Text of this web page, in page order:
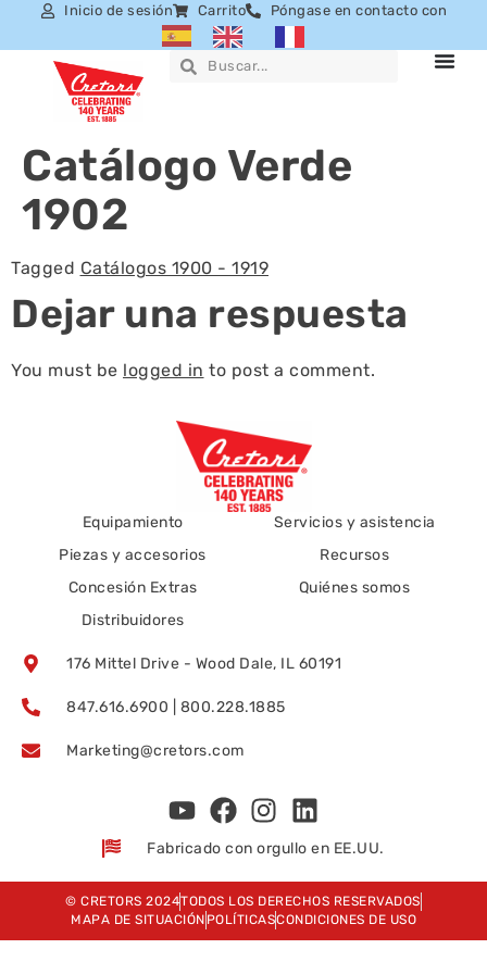
Inicio de sesión Carrito Póngase en contacto con
Catálogo Verde
1902
Tagged Catálogos 1900 - 1919
Dejar una respuesta
You must be logged in to post a comment.
Equipamiento
Piezas y accesorios
Concesión Extras
Distribuidores
Servicios y asistencia
Recursos
Quiénes somos
176 Mittel Drive - Wood Dale, IL 60191
847.616.6900 | 800.228.1885
Marketing@cretors.com
Fabricado con orgullo en EE.UU.
© CRETORS 2024TODOS LOS DERECHOS RESERVADOS
MAPA DE SITUACIÓN POLÍTICASCONDICIONES DE USO